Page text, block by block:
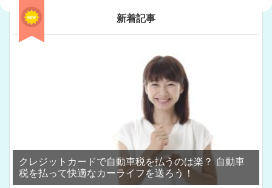
新着記事
クレジットカードで自動車税を払うのは楽？ 自動車
税を払って快適なカーライフを送ろう！